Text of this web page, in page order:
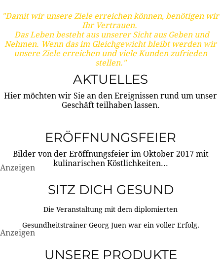
"Damit wir unsere Ziele erreichen können, benötigen wir
Ihr Vertrauen.
Das Leben besteht aus unserer Sicht aus Geben und
Nehmen. Wenn das im Gleichgewicht bleibt werden wir
unsere Ziele erreichen und viele Kunden zufrieden
stellen."
AKTUELLES
Hier möchten wir Sie an den Ereignissen rund um unser
Geschäft teilhaben lassen.
ERÖFFNUNGSFEIER
Bilder von der Eröffnungsfeier im Oktober 2017 mit
kulinarischen Köstlichkeiten...
Anzeigen
SITZ DICH GESUND
Die Veranstaltung mit dem diplomierten
Gesundheitstrainer Georg Juen war ein voller Erfolg.
Anzeigen
UNSERE PRODUKTE